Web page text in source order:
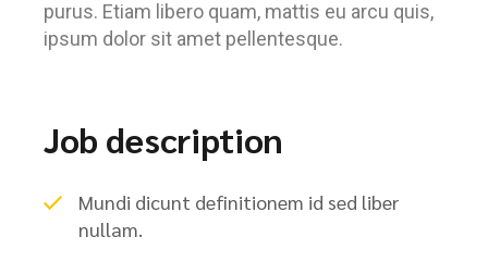
purus. Etiam libero quam, mattis eu arcu quis,
ipsum dolor sit amet pellentesque.
Job description
Mundi dicunt definitionem id sed liber
nullam.